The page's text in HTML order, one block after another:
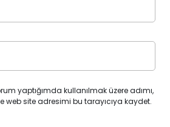
yaptığımda kullanılmak üzere adımı,
site adresimi bu tarayıcıya kaydet.